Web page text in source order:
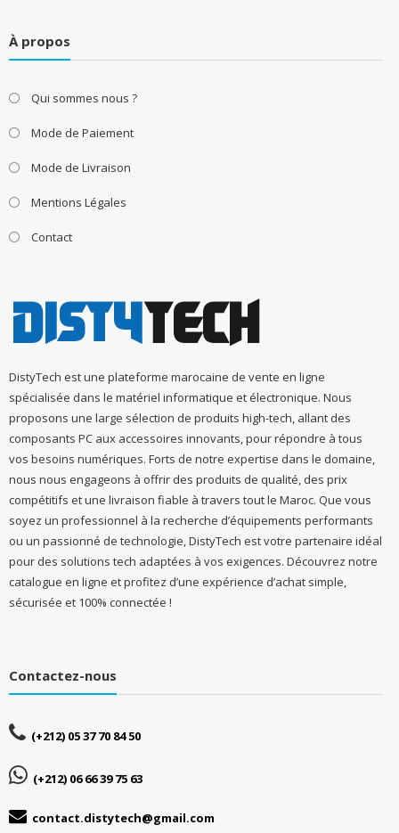
À propos
Qui sommes nous ?
Mode de Paiement
Mode de Livraison
Mentions Légales
Contact
DistyTech est une plateforme marocaine de vente en ligne
spécialisée dans le matériel informatique et électronique. Nous
proposons une large sélection de produits high-tech, allant des
composants PC aux accessoires innovants, pour répondre à tous
vos besoins numériques. Forts de notre expertise dans le domaine,
nous nous engageons à offrir des produits de qualité, des prix
compétitifs et une livraison fiable à travers tout le Maroc. Que vous
soyez un professionnel à la recherche d’équipements performants
ou un passionné de technologie, DistyTech est votre partenaire idéal
pour des solutions tech adaptées à vos exigences. Découvrez notre
catalogue en ligne et profitez d’une expérience d’achat simple,
sécurisée et 100% connectée !
Contactez-nous
(+212) 05 37 70 84 50
(+212) 06 66 39 75 63
contact.distytech@gmail.com